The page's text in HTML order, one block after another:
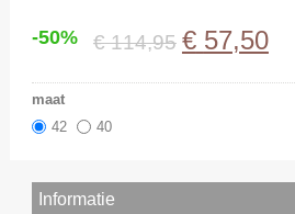
-50% € 114,95 € 57,50
maat
42
40
Informatie